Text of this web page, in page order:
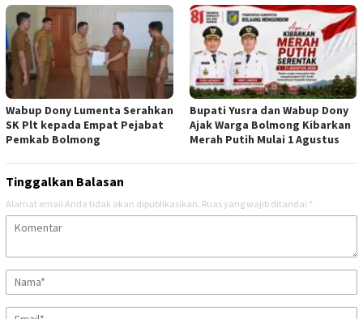
Wabup Dony Lumenta Serahkan
SK Plt kepada Empat Pejabat
Pemkab Bolmong
Bupati Yusra dan Wabup Dony
Ajak Warga Bolmong Kibarkan
Merah Putih Mulai 1 Agustus
Tinggalkan Balasan
Alamat email Anda tidak akan dipublikasikan. Ruas yang wajib ditandai *